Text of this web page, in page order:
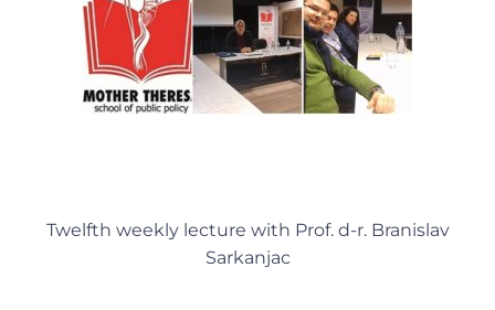
Twelfth weekly lecture with Prof. d-r. Branislav
Sarkanjac